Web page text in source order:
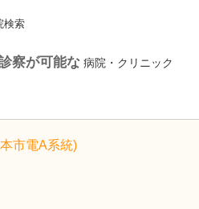
検索
察が可能な 病院・クリニック
市電A系統)